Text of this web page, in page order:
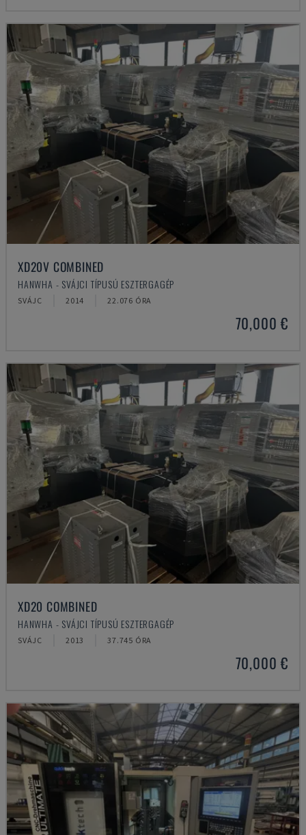
XD20V COMBINED
HANWHA - SVÁJCI TÍPUSÚ ESZTERGAGÉP
SVÁJC 2014 22.076 ÓRA
70,000 €
XD20 COMBINED
HANWHA - SVÁJCI TÍPUSÚ ESZTERGAGÉP
SVÁJC 2013 37.745 ÓRA
70,000 €